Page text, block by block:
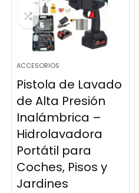
ACCESORIOS
Pistola de Lavado
de Alta Presión
Inalámbrica –
Hidrolavadora
Portátil para
Coches, Pisos y
Jardines